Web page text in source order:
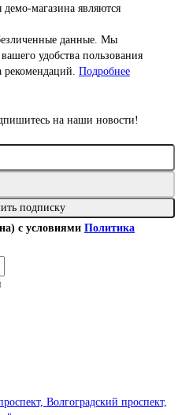
магазина являются
данные. Мы
удобства пользования
рекомендаций. Подробнее
на наши новости!
подписку
с условиями Политика
Волгоградский проспект,